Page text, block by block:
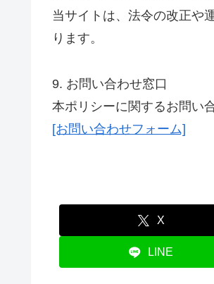
当サイトは、法令の改正や
ります。
9. お問い合わせ窓口
本ポリシーに関するお問い
[お問い合わせフォーム]
X
LINE